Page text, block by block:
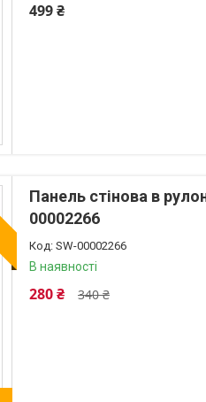
499 ₴
Панель стінова в
00002266
SW-00002266
В наявності
340 ₴
280 ₴